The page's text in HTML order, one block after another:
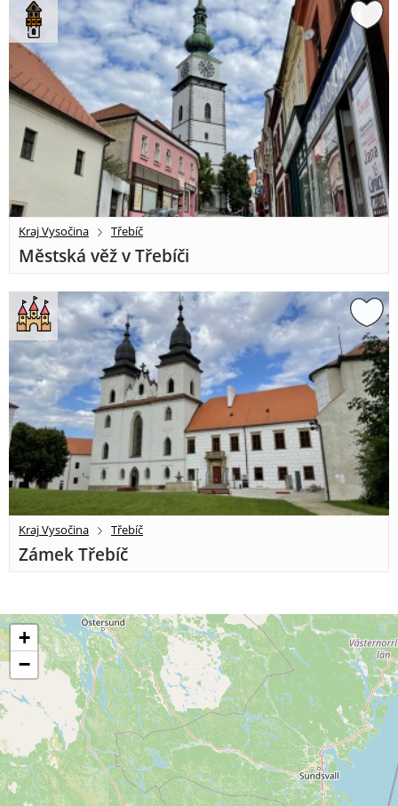
Kraj Vysočina Třebíč
Městská věž v Třebíči
Kraj Vysočina Třebíč
Zámek Třebíč
+
−